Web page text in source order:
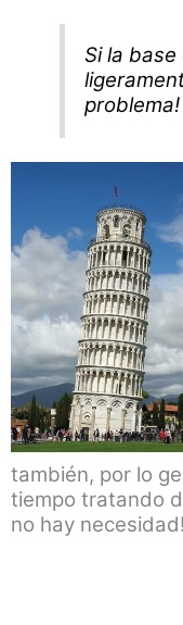
Si la
problema!
también, por lo
tiempo tratando
no hay necesidad!